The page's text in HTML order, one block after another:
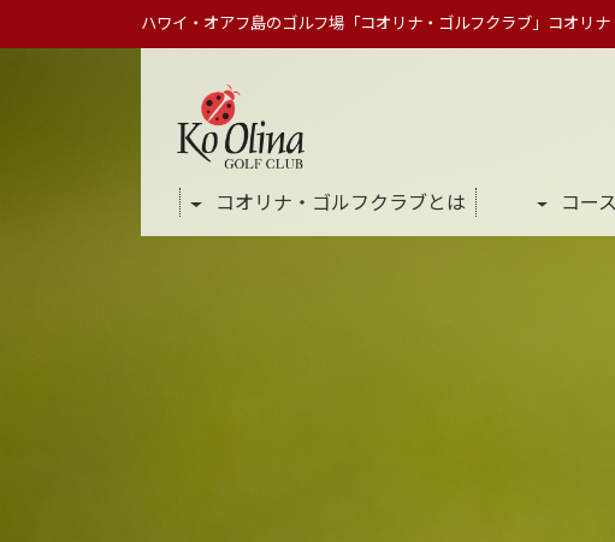
ハワイ・オアフ島のゴルフ場「コオリナ・ゴルフクラブ」コオリ
コオリナ・ゴルフクラブとは コー